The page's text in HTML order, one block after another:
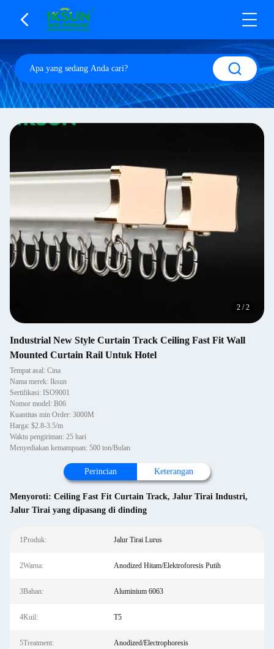
2 /2
Industrial New Style Curtain Track Ceiling Fast Fit Wall
Mounted Curtain Rail Untuk Hotel
Tempat asal: Cina
Nama merek: Iksun
Sertifikasi: ISO9001
Nomor model: B06
Kuantitas min Order: 3000M
Harga: $2.8-3.5/m
Waktu pengiriman: 25 hari
Menyediakan kemampuan: 500 ton/Bulan
Perincian Keterangan
Menyoroti: Ceiling Fast Fit Curtain Track, Jalur Tirai Industri,
Jalur Tirai yang dipasang di dinding
1Produk: Jalur Tirai Lurus
2Warna: Anodized Hitam/Elektroforesis Putih
3Bahan: Aluminium 6063
4Kuil: T5
5Treatment: Anodized/Electrophoresis